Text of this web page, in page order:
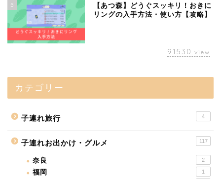
5
【あつ森】どうぐスッキリ！おきに
リングの入手方法・使い方【攻略】
91530 view
カテゴリー
子連れ旅行 4
子連れお出かけ・グルメ 117
奈良 2
福岡 1